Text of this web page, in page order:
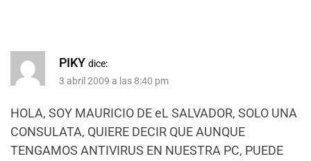
PIKY dice:
3 abril 2009 a las 8:40 pm
HOLA, SOY MAURICIO DE eL SALVADOR, SOLO UNA
CONSULATA, QUIERE DECIR QUE AUNQUE
TENGAMOS ANTIVIRUS EN NUESTRA PC, PUEDE